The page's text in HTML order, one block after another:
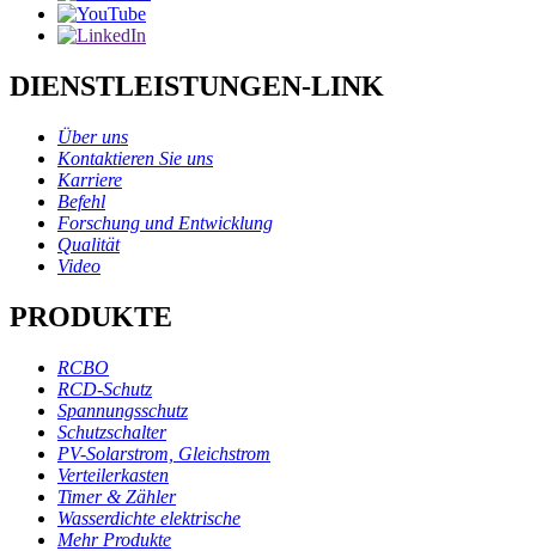
DIENSTLEISTUNGEN-LINK
Über uns
Kontaktieren Sie uns
Karriere
Befehl
Forschung und Entwicklung
Qualität
Video
PRODUKTE
RCBO
RCD-Schutz
Spannungsschutz
Schutzschalter
PV-Solarstrom, Gleichstrom
Verteilerkasten
Timer & Zähler
Wasserdichte elektrische
Mehr Produkte